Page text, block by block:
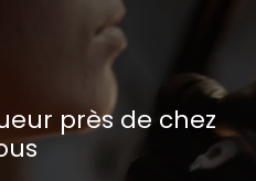
près de chez